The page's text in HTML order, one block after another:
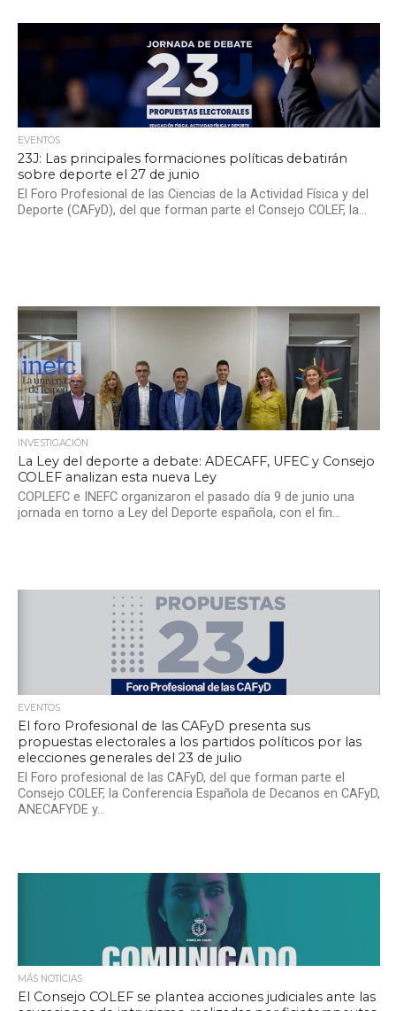
EVENTOS
23J: Las principales formaciones políticas debatirán
sobre deporte el 27 de junio
El Foro Profesional de las Ciencias de la Actividad Física y del
Deporte (CAFyD), del que forman parte el Consejo COLEF, la...
INVESTIGACIÓN
La Ley del deporte a debate: ADECAFF, UFEC y Consejo
COLEF analizan esta nueva Ley
COPLEFC e INEFC organizaron el pasado día 9 de junio una
jornada en torno a Ley del Deporte española, con el fin...
EVENTOS
El foro Profesional de las CAFyD presenta sus
propuestas electorales a los partidos políticos por las
elecciones generales del 23 de julio
El Foro profesional de las CAFyD, del que forman parte el
Consejo COLEF, la Conferencia Española de Decanos en CAFyD,
ANECAFYDE y...
MÁS NOTICIAS
El Consejo COLEF se plantea acciones judiciales ante las